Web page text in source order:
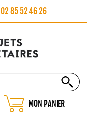
02 85 52 46 26
MON PANIER